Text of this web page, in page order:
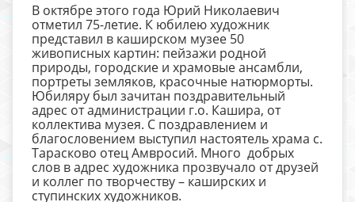
В октябре этого года Юрий Николаевич
отметил 75-летие. К юбилею художник
представил в каширском музее 50
живописных картин: пейзажи родной
природы, городские и храмовые ансамбли,
портреты земляков, красочные натюрморты.
Юбиляру был зачитан поздравительный
адрес от администрации г.о. Кашира, от
коллектива музея. С поздравлением и
благословением выступил настоятель храма с.
Тарасково отец Амвросий. Много добрых
слов в адрес художника прозвучало от друзей
и коллег по творчеству – каширских и
ступинских художников.